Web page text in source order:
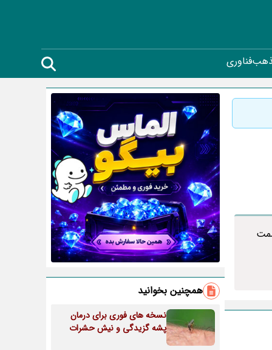
فناوری
همچنین بخوانید
نسخه های فوری برای درمان
پشه گزیدگی و نیش حشرات